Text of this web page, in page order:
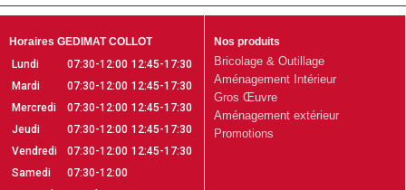
Horaires GEDIMAT COLLOT
Lundi
07:30-12:00 12:45-17:30
Mardi
07:30-12:00 12:45-17:30
Mercredi
07:30-12:00 12:45-17:30
Jeudi
07:30-12:00 12:45-17:30
Vendredi
07:30-12:00 12:45-17:30
Samedi
07:30-12:00
Nos produits
Bricolage & Outillage
Aménagement Intérieur
Gros Œuvre
Aménagement extérieur
Promotions